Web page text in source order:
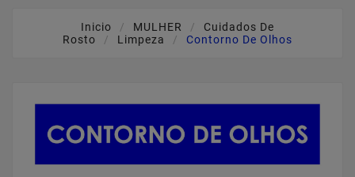
Inicio MULHER
Cuidados De
Rosto
Limpeza Contorno De Olhos